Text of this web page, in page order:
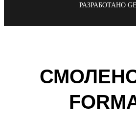
РАЗРАБОТАНО